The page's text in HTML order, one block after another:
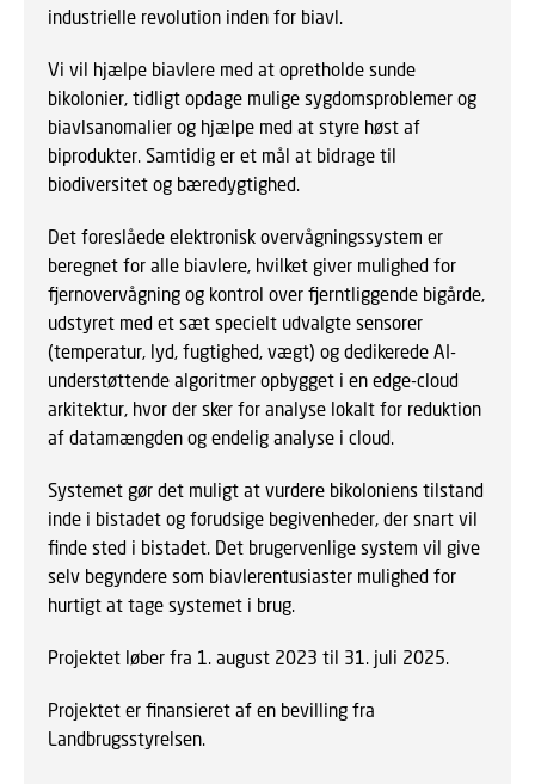
industrielle revolution inden for biavl.
Vi vil hjælpe biavlere med at opretholde sunde
bikolonier, tidligt opdage mulige sygdomsproblemer og
biavlsanomalier og hjælpe med at styre høst af
biprodukter. Samtidig er et mål at bidrage til
biodiversitet og bæredygtighed.
Det foreslåede elektronisk overvågningssystem er
beregnet for alle biavlere, hvilket giver mulighed for
fjernovervågning og kontrol over fjerntliggende bigårde,
udstyret med et sæt specielt udvalgte sensorer
(temperatur, lyd, fugtighed, vægt) og dedikerede AI-
understøttende algoritmer opbygget i en edge-cloud
arkitektur, hvor der sker for analyse lokalt for reduktion
af datamængden og endelig analyse i cloud.
Systemet gør det muligt at vurdere bikoloniens tilstand
inde i bistadet og forudsige begivenheder, der snart vil
finde sted i bistadet. Det brugervenlige system vil give
selv begyndere som biavlerentusiaster mulighed for
hurtigt at tage systemet i brug.
Projektet løber fra 1. august 2023 til 31. juli 2025.
Projektet er finansieret af en bevilling fra
Landbrugsstyrelsen.